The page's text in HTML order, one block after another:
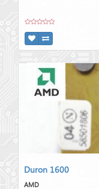
Duron 1600
AMD